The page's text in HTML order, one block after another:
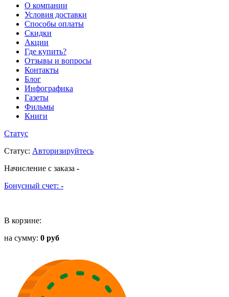
О компании
Условия доставки
Способы оплаты
Скидки
Акции
Где купить?
Отзывы и вопросы
Контакты
Блог
Инфографика
Газеты
Фильмы
Книги
Статус
Статус: Авторизируйтесь
Начисление с заказа -
Бонусный счет: -
В корзине:
на сумму: 0 руб